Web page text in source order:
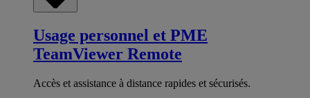
Usage personnel et PME
TeamViewer Remote
Accès et assistance à distance rapides et sécurisés.